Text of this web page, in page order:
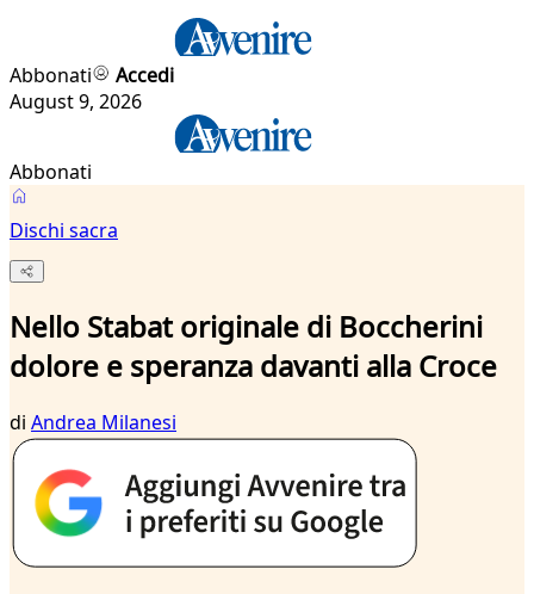
Abbonati
Accedi
August 9, 2026
Abbonati
Dischi sacra
Nello Stabat originale di Boccherini
dolore e speranza davanti alla Croce
di Andrea Milanesi